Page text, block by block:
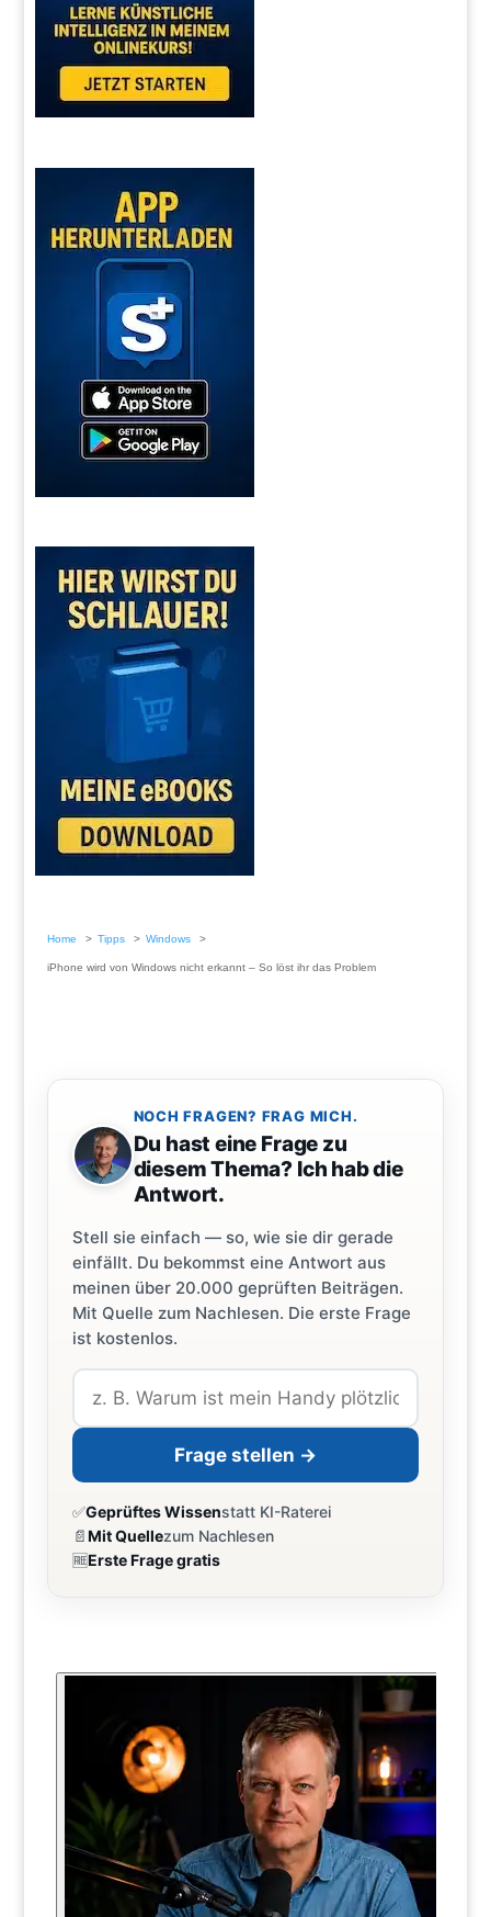
Home Tipps Windows
iPhone wird von Windows nicht erkannt – So löst ihr das Problem
NOCH FRAGEN? FRAG MICH.
Du hast eine Frage zu
diesem Thema? Ich hab die
Antwort.
Stell sie einfach — so, wie sie dir gerade
einfällt. Du bekommst eine Antwort aus
meinen über 20.000 geprüften Beiträgen.
Mit Quelle zum Nachlesen. Die erste Frage
ist kostenlos.
Frage stellen →
✅Geprüftes Wissenstatt KI-Raterei
📄Mit Quellezum Nachlesen
🆓Erste Frage gratis